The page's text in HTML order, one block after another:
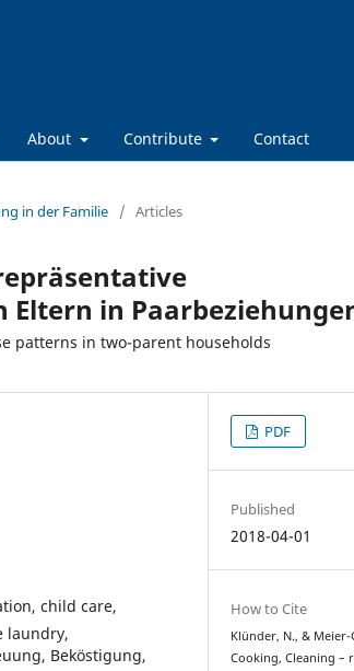
About Contribute Contact
in der Familie / Articles
in
patterns in two-parent households
child care,
laundry,
Beköstigung,
PDF
Published
2018-04-01
How to Cite
Klünder, N., & Meier-
Cooking, Cleaning –